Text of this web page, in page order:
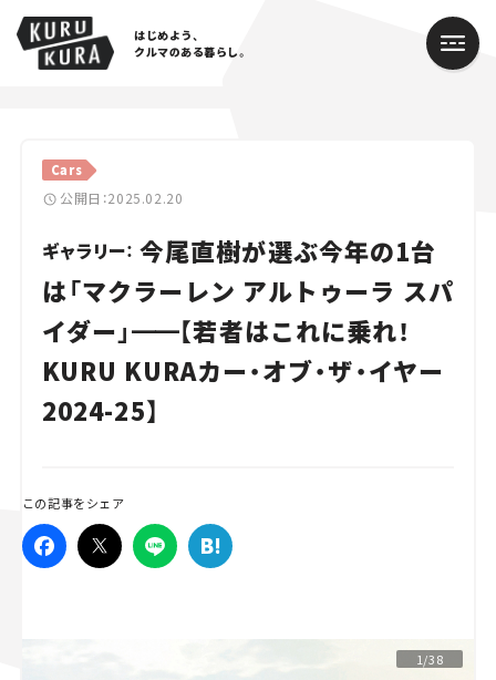
はじめよう、
クルマのある暮らし。
Cars
公開日：2025.02.20
ギャラリー： 今尾直樹が選ぶ今年の1台
は「マクラーレン アルトゥーラ スパ
イダー」━━【若者はこれに乗れ！
KURU KURAカー・オブ・ザ・イヤー
2024-25】
この記事をシェア
1/38
Cars
Lifestyle
Traffic
Special
Series
スズキ ジムニー｜Suzuki Jimny
マツダ｜Mazda
マツダ ロードスター｜Mazda Roadster